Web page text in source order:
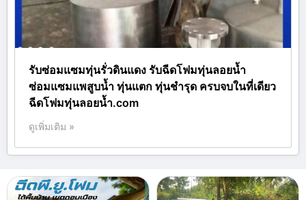
รับซ่อมแซมทุ่นรั่วดินแดง รับฉีดโฟมทุ่นลอยน้ำ
ซ่อมแซมแพสูบน้ำ ทุ่นแตก ทุ่นชำรุด ครบจบในที่เดียว
ฉีดโฟมทุ่นลอยน้ำ.com
ดูเพิ่มเติม »